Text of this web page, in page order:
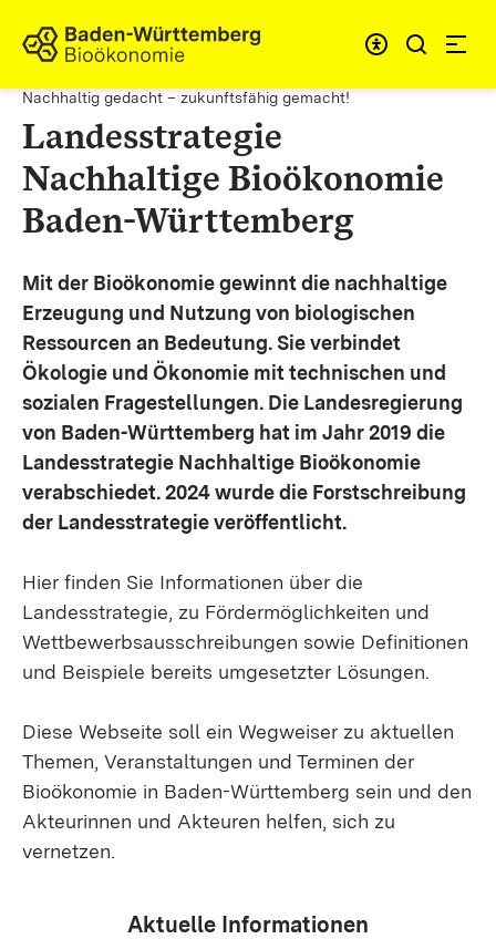
Zum Inhalt springen
Link zur Startseite
Nachhaltig gedacht – zukunftsfähig gemacht!
Landesstrategie
Nachhaltige Bioökonomie
Baden-Württemberg
Mit der Bioökonomie gewinnt die nachhaltige
Erzeugung und Nutzung von biologischen
Ressourcen an Bedeutung. Sie verbindet
Ökologie und Ökonomie mit technischen und
sozialen Fragestellungen. Die Landesregierung
von Baden-Württemberg hat im Jahr 2019 die
Landesstrategie Nachhaltige Bioökonomie
verabschiedet. 2024 wurde die Forstschreibung
der Landesstrategie veröffentlicht.
Hier finden Sie Informationen über die
Landesstrategie, zu Fördermöglichkeiten und
Wettbewerbsausschreibungen sowie Definitionen
und Beispiele bereits umgesetzter Lösungen.
Diese Webseite soll ein Wegweiser zu aktuellen
Themen, Veranstaltungen und Terminen der
Bioökonomie in Baden-Württemberg sein und den
Akteurinnen und Akteuren helfen, sich zu
vernetzen.
Aktuelle Informationen